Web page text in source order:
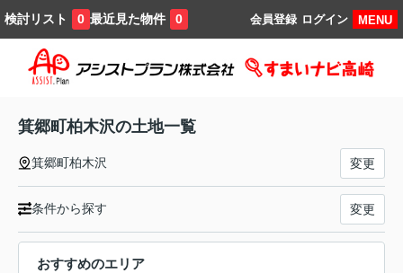
検討リスト 0 最近見た物件 0 MENU
ログイン
会員登録
箕郷町柏木沢の土地一覧
箕郷町柏木沢 変更
条件から探す 変更
おすすめのエリア